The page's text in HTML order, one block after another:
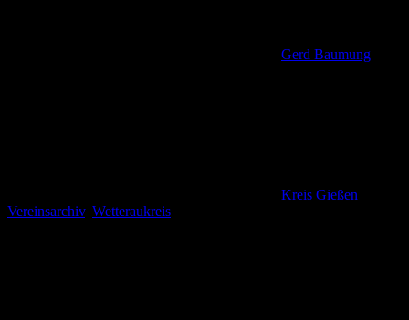
Gerd Baumung
Kreis Gießen
Vereinsarchiv, Wetteraukreis